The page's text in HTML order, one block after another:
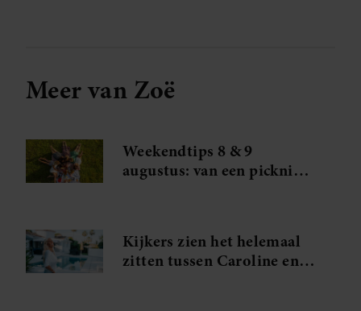
Meer van Zoë
Weekendtips 8 & 9
augustus: van een picknick
Kijkers zien het helemaal
zitten tussen Caroline en